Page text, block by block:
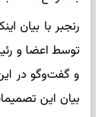
رنجبر با بیان
توسط اعضا و
و گفت‌وگو در
بیان این